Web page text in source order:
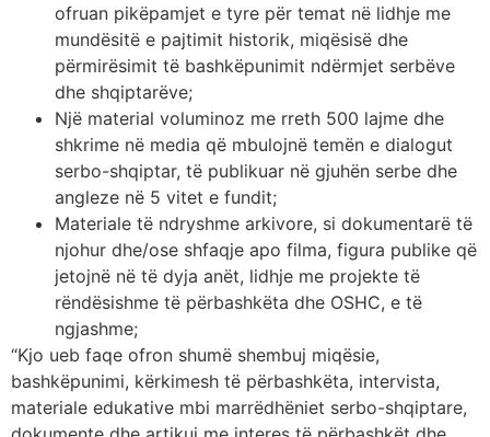
ofruan pikëpamjet e tyre për temat në lidhje me
mundësitë e pajtimit historik, miqësisë dhe
përmirësimit të bashkëpunimit ndërmjet serbëve
dhe shqiptarëve;
Një material voluminoz me rreth 500 lajme dhe
shkrime në media që mbulojnë temën e dialogut
serbo-shqiptar, të publikuar në gjuhën serbe dhe
angleze në 5 vitet e fundit;
Materiale të ndryshme arkivore, si dokumentarë të
njohur dhe/ose shfaqje apo filma, figura publike që
jetojnë në të dyja anët, lidhje me projekte të
rëndësishme të përbashkëta dhe OSHC, e të
ngjashme;
“Kjo ueb faqe ofron shumë shembuj miqësie,
bashkëpunimi, kërkimesh të përbashkëta, intervista,
materiale edukative mbi marrëdhëniet serbo-shqiptare,